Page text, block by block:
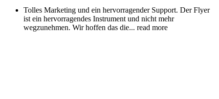
Tolles Marketing und ein hervorragender Support. Der Flyer
ist ein hervorragendes Instrument und nicht mehr
wegzunehmen. Wir hoffen das die... read more